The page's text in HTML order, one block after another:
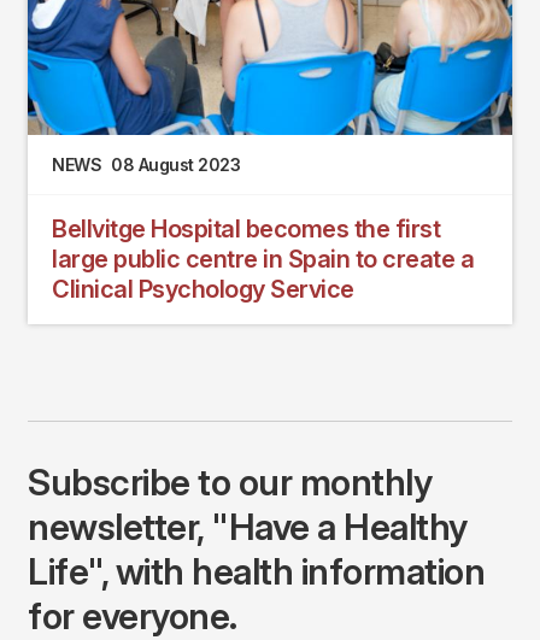
NEWS 08 August 2023
Bellvitge Hospital becomes the first
large public centre in Spain to create a
Clinical Psychology Service
Subscribe to our monthly
newsletter, "Have a Healthy
Life", with health information
for everyone.